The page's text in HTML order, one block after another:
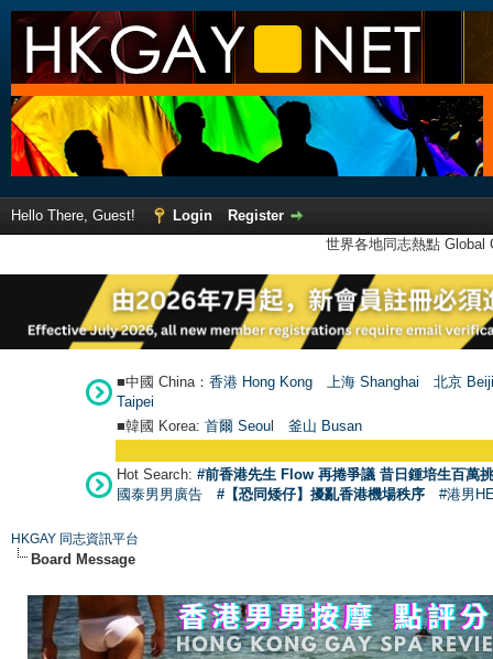
Hello There, Guest! Login
Register
世界各地同志熱點
■中國 China： 香港 Hong Kong 上海 Shanghai
北京
Taipei
■韓國 Korea: 首爾 Seoul 釜山 Busan
Hot Search: #前香港先生 Flow 再捲爭議 昔日鍾培生百萬
國泰男男廣告
#【恐同矮仔】擾亂香港機場秩序 #港男
HKGAY 同志資訊平台
Board Message